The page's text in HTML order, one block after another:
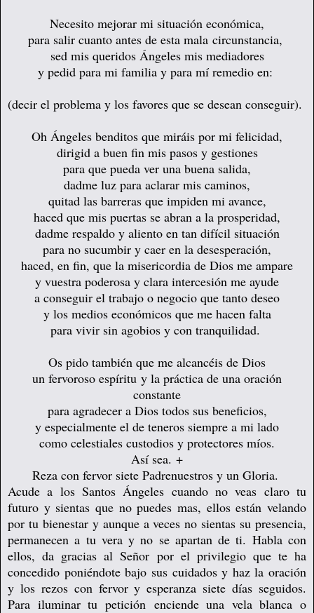
Necesito mejorar mi situación económica,
para salir cuanto antes de esta mala circunstancia,
sed mis queridos Ángeles mis mediadores
y pedid para mi familia y para mí remedio en:
(decir el problema y los favores que se desean conseguir).
Oh Ángeles benditos que miráis por mi felicidad,
dirigid a buen fin mis pasos y gestiones
para que pueda ver una buena salida,
dadme luz para aclarar mis caminos,
quitad las barreras que impiden mi avance,
haced que mis puertas se abran a la prosperidad,
dadme respaldo y aliento en tan difícil situación
para no sucumbir y caer en la desesperación,
haced, en fin, que la misericordia de Dios me ampare
y vuestra poderosa y clara intercesión me ayude
a conseguir el trabajo o negocio que tanto deseo
y los medios económicos que me hacen falta
para vivir sin agobios y con tranquilidad.
Os pido también que me alcancéis de Dios
un fervoroso espíritu y la práctica de una oración
constante
para agradecer a Dios todos sus beneficios,
y especialmente el de teneros siempre a mi lado
como celestiales custodios y protectores míos.
Así sea. +
Reza con fervor siete Padrenuestros y un Gloria.
Acude a los Santos Ángeles cuando no veas claro tu
futuro y sientas que no puedes mas, ellos están velando
por tu bienestar y aunque a veces no sientas su presencia,
permanecen a tu vera y no se apartan de ti. Habla con
ellos, da gracias al Señor por el privilegio que te ha
concedido poniéndote bajo sus cuidados y haz la oración
y los rezos con fervor y esperanza siete días seguidos.
Para iluminar tu petición enciende una vela blanca o